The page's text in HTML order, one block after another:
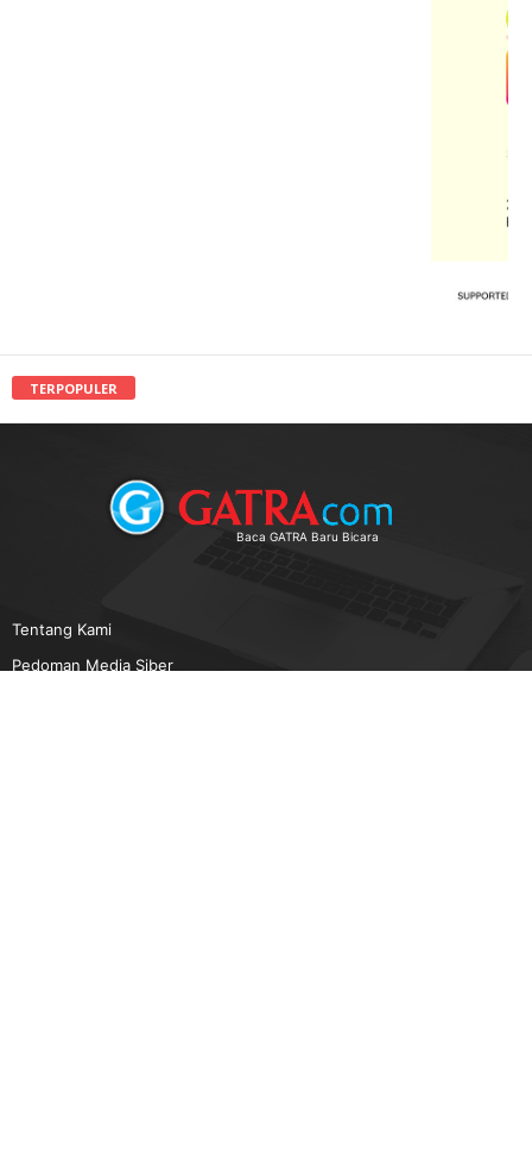
TERPOPULER
Baca GATRA Baru Bicara
Tentang Kami
Pedoman Media Siber